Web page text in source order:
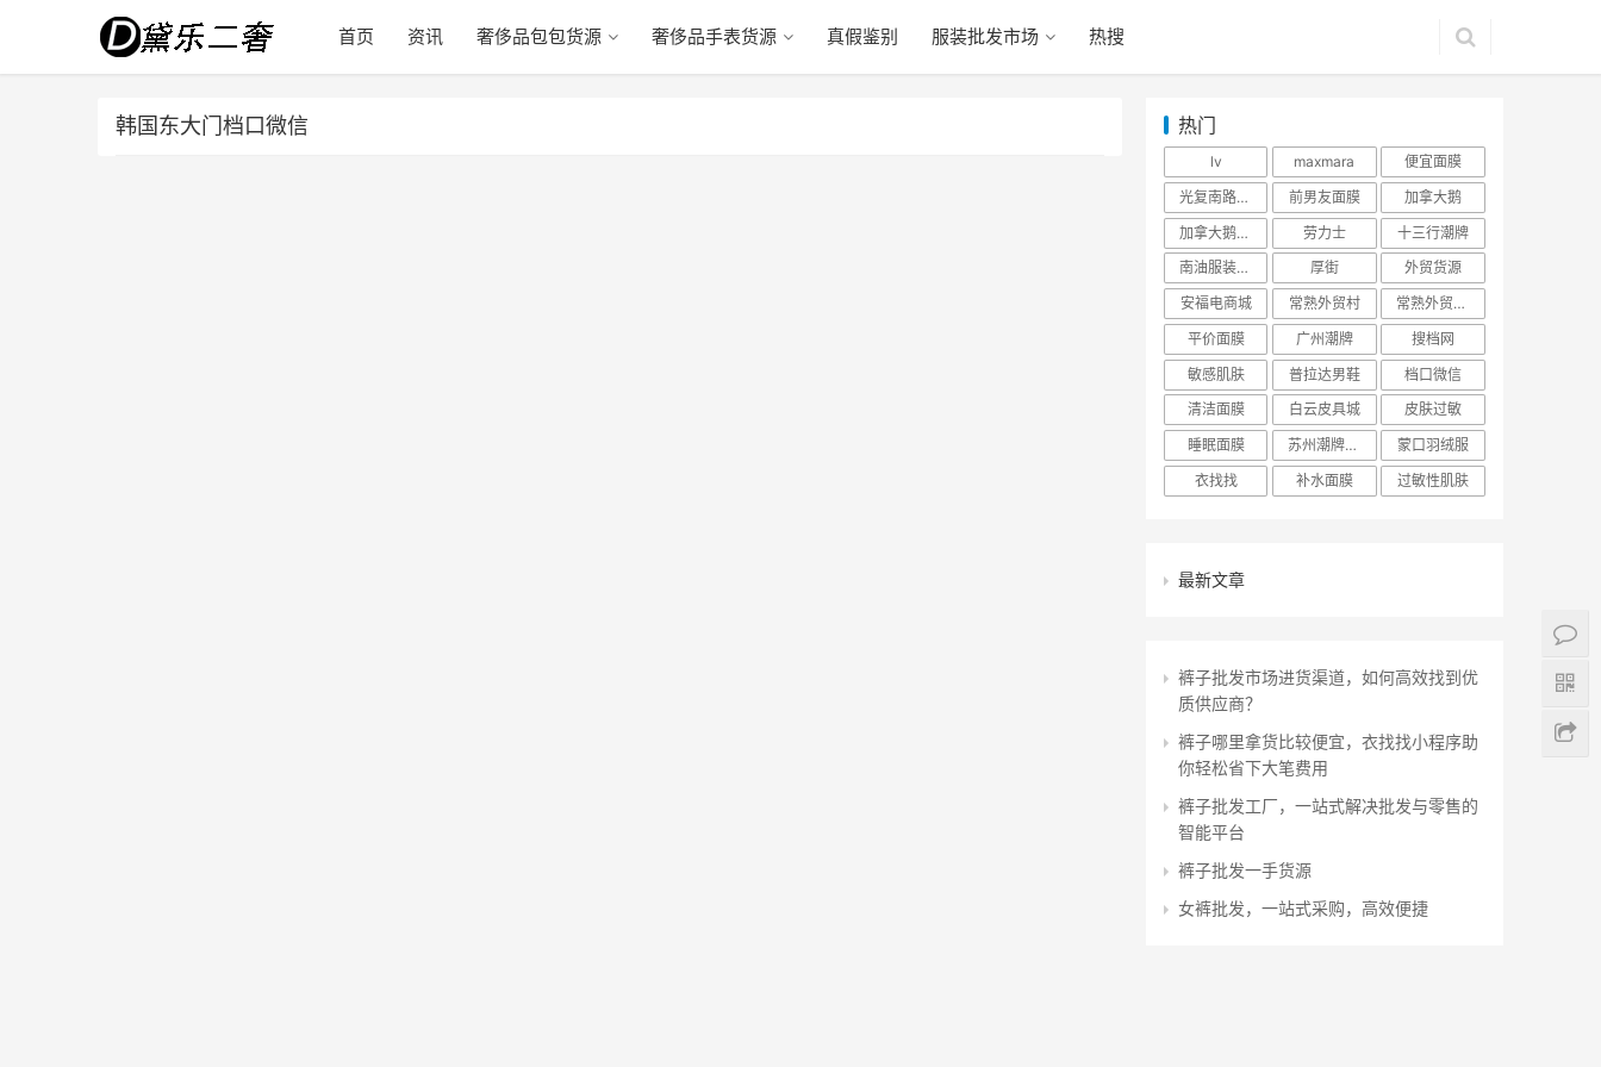
首页 资讯 奢侈品包包货源 奢侈品手表货源 真假鉴别 服装批发市场 热搜
韩国东大门档口微信 热门
lv maxmara
便宜面膜
光复南路潮牌
前男友面膜
加拿大鹅
加拿大鹅羽绒服
劳力士
十三行潮牌
南油服装批发市场
厚街
外贸货源
安福电商城
常熟外贸村
常熟外贸村货源
平价面膜
广州潮牌
搜档网
敏感肌肤
普拉达男鞋
档口微信
清洁面膜
白云皮具城
皮肤过敏
睡眠面膜
苏州潮牌货源
蒙口羽绒服
衣找找
补水面膜 过敏性肌肤
最新文章
裤子批发市场进货渠道，如何高效找到优
质供应商？
裤子哪里拿货比较便宜，衣找找小程序助
你轻松省下大笔费用
裤子批发工厂，一站式解决批发与零售的
智能平台
裤子批发一手货源
女裤批发，一站式采购，高效便捷